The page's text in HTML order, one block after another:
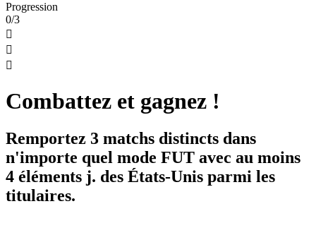
Progression
0/3



Combattez et gagnez !
Remportez 3 matchs distincts dans
n'importe quel mode FUT avec au moins
4 éléments j. des États-Unis parmi les
titulaires.